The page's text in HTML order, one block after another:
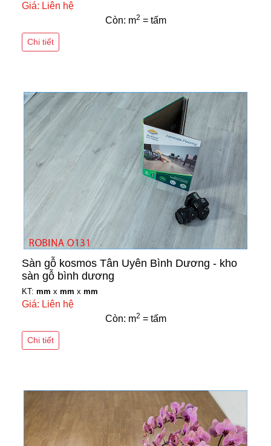
Giá: Liên hệ
Còn: m2 = tấm
Chi tiết
Sàn gỗ kosmos Tân Uyên Bình Dương - kho
sàn gỗ bình dương
KT: mm x mm x mm
Giá: Liên hệ
Còn: m2 = tấm
Chi tiết